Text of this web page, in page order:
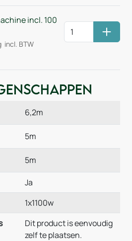
incl. 100
incl. BTW
6,2m
5m
5m
Ja
1x1100w
Dit product is eenvoudig
zelf te plaatsen.